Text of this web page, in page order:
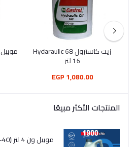
زيت كاسترول Hydaraulic 68
16 لتر
1,080.00 EGP
المنتجات الأكثر مبيعًا
موبيل ون 4 لتر (5W-40) /+ فلتر زيت